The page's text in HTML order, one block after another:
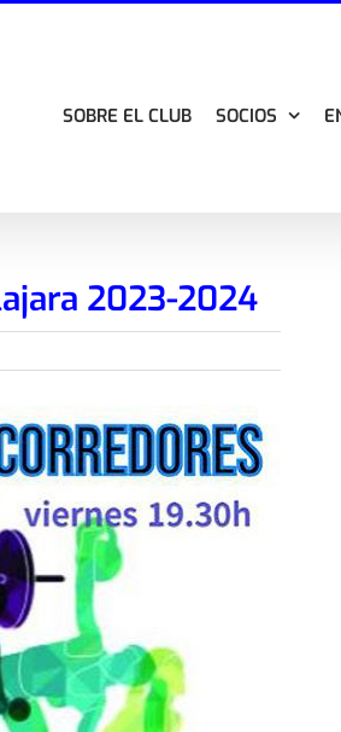
SOBRE EL CLUB SOCIOS
2023-2024